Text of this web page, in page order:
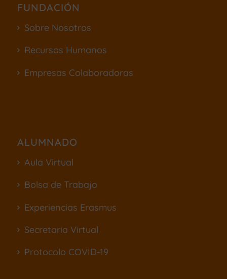
FUNDACIÓN
Sobre Nosotros
Recursos Humanos
Empresas Colaboradoras
ALUMNADO
Aula Virtual
Bolsa de Trabajo
Experiencias Erasmus
Secretaria Virtual
Protocolo COVID-19